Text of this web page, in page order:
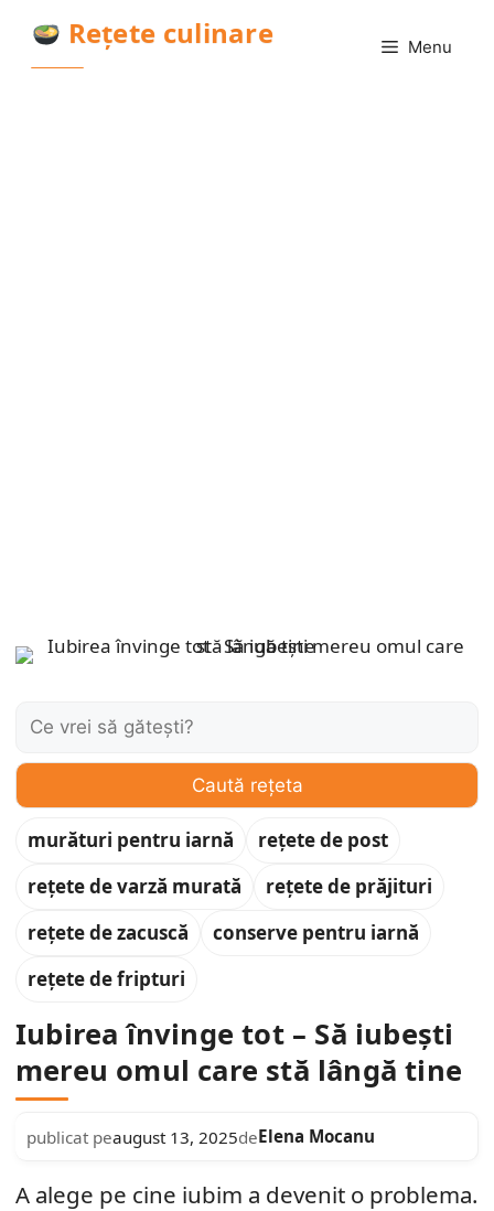
conținut
Rețete culinare Menu
Caută:
Caută rețeta
murături pentru iarnă
rețete de post
rețete de varză murată
rețete de prăjituri
rețete de zacuscă
conserve pentru iarnă
rețete de fripturi
Iubirea învinge tot – Să iubești
mereu omul care stă lângă tine
publicat peaugust 13, 2025deElena Mocanu
A alege pe cine iubim a devenit o problema.